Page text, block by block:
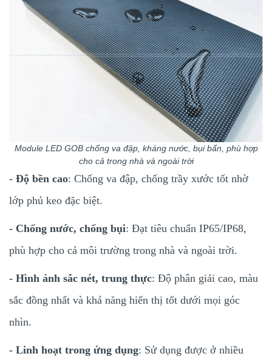
Module LED GOB chống va đập, kháng nước, bụi bẩn, phù hợp
cho cả trong nhà và ngoài trời
- Độ bền cao: Chống va đập, chống trầy xước tốt nhờ
lớp phủ keo đặc biệt.
- Chống nước, chống bụi: Đạt tiêu chuẩn IP65/IP68,
phù hợp cho cả môi trường trong nhà và ngoài trời.
- Hình ảnh sắc nét, trung thực: Độ phân giải cao, màu
sắc đồng nhất và khả năng hiển thị tốt dưới mọi góc
nhìn.
- Linh hoạt trong ứng dụng: Sử dụng được ở nhiều